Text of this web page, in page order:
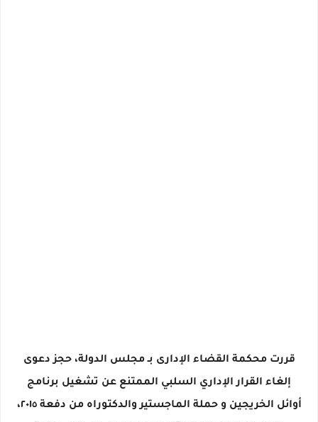
قررت محكمة القضاء الإدارى بـ مجلس الدولة، حجز دعوى
إلغاء القرار الإداري السلبي الممتنع عن تشغيل برنامج
أوائل الخريجين و حملة الماجستير والدكتوراه من دفعة ٢٠١٥،